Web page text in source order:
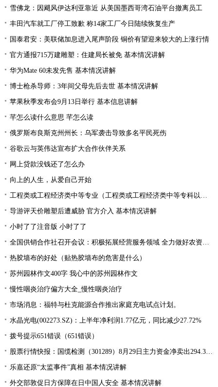
雪佛龙：因飓风伊达利亚靠近 从美国墨西哥湾石油平台撤离员工
丰田汽车就工厂停工致歉 称14家工厂今日陆续恢复生产
国泰君安：美联储加息进入尾声阶段 铜价有望迎来较大的上涨行情
官方通报715万建雕塑：住建局长被免 基本情况讲解
华为Mate 60未发先售 基本情况讲解
博士枪杀导师：3年间父母先后去世 基本情况讲解
苹果秋季发布会9月13日举行 基本信息讲解
芊怎么读什么意思 芊怎么读
俄罗斯布良斯克州州长：乌军袭击导致多名平民死伤
谷歌云与英伟达宣布扩大合作伙伴关系
网上贷款没钱还了怎么办
向上的人生，从爱自己开始
工程类或工程经济类中等专业（工程类或工程经济类中等专科以上学历）
导游评天价雕塑后遭威胁 官方介入 基本情况讲解
小时了了注音版 小时了了
全国供销合作社召开会议：积极拓展经营服务领域 全力做好农资供应
热胶墙布的好处（贴热胶墙布的危害是什么）
苏州园林作文400字 我心中的苏州园林作文
慢性咽炎治疗偏方大全_慢性咽炎治疗
市场消息：福特与杜克能源合作推出家庭充电试点计划。
水晶光电(002273.SZ)：上半年净利润1.77亿元，同比减少27.72%
拨号提示651错误（651错误）
股票行情快报：国缆检测（301289）8月29日主力资金净卖出294.37万元
乐嘉还原“太监事件”真相 基本情况讲解
外交部敦促日方保障在日中国人安全 基本情况讲解